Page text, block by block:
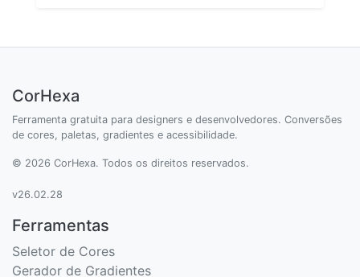
CorHexa
Ferramenta gratuita para designers e desenvolvedores. Conversões
de cores, paletas, gradientes e acessibilidade.
© 2026 CorHexa. Todos os direitos reservados.
v26.02.28
Ferramentas
Seletor de Cores
Gerador de Gradientes